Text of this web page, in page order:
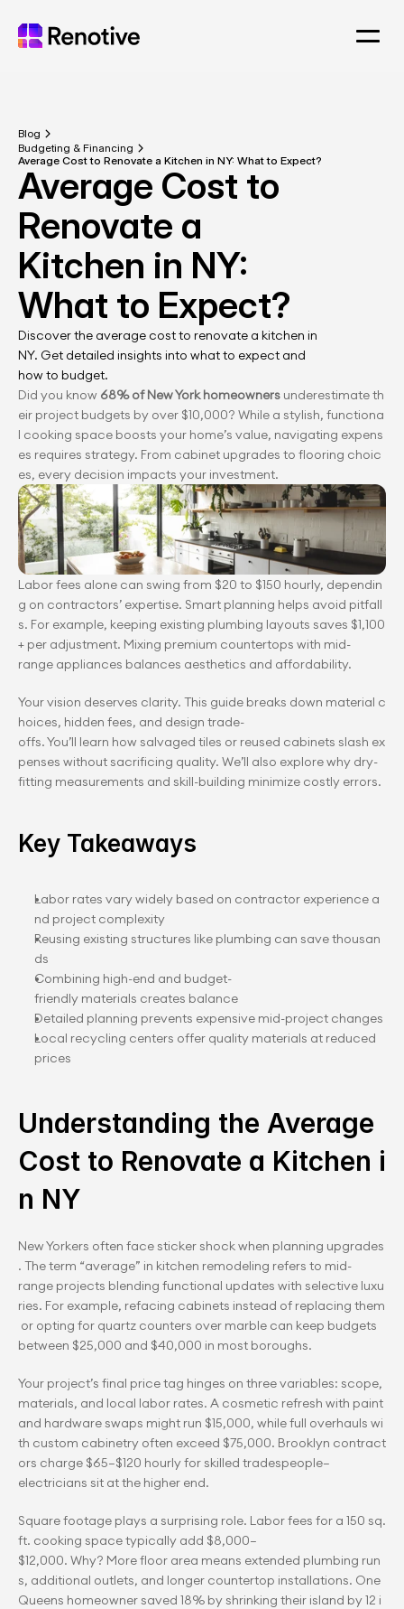
Blog
Budgeting & Financing
Average Cost to Renovate a Kitchen in NY: What to Expect?
Average Cost to
Renovate a
Kitchen in NY:
What to Expect?
Discover the average cost to renovate a kitchen in
NY. Get detailed insights into what to expect and
how to budget.
Did you know 68% of New York homeowners underestimate th
eir project budgets by over $10,000? While a stylish, functiona
l cooking space boosts your home’s value, navigating expens
es requires strategy. From cabinet upgrades to flooring choic
es, every decision impacts your investment.
Labor fees alone can swing from $20 to $150 hourly, dependin
g on contractors’ expertise. Smart planning helps avoid pitfall
s. For example, keeping existing plumbing layouts saves $1,100
+ per adjustment. Mixing premium countertops with mid-
range appliances balances aesthetics and affordability.
Your vision deserves clarity. This guide breaks down material c
hoices, hidden fees, and design trade-
offs. You’ll learn how salvaged tiles or reused cabinets slash ex
penses without sacrificing quality. We’ll also explore why dry-
fitting measurements and skill-building minimize costly errors.
Key Takeaways
Labor rates vary widely based on contractor experience a
nd project complexity
Reusing existing structures like plumbing can save thousan
ds
Combining high-end and budget-
friendly materials creates balance
Detailed planning prevents expensive mid-project changes
Local recycling centers offer quality materials at reduced
prices
Understanding the Average
Cost to Renovate a Kitchen i
n NY
New Yorkers often face sticker shock when planning upgrades
. The term “average” in kitchen remodeling refers to mid-
range projects blending functional updates with selective luxu
ries. For example, refacing cabinets instead of replacing them
or opting for quartz counters over marble can keep budgets
between $25,000 and $40,000 in most boroughs.
Your project’s final price tag hinges on three variables: scope,
materials, and local labor rates. A cosmetic refresh with paint
and hardware swaps might run $15,000, while full overhauls wi
th custom cabinetry often exceed $75,000. Brooklyn contract
ors charge $65–$120 hourly for skilled tradespeople—
electricians sit at the higher end.
Square footage plays a surprising role. Labor fees for a 150 sq.
ft. cooking space typically add $8,000–
$12,000. Why? More floor area means extended plumbing run
s, additional outlets, and longer countertop installations. One
Queens homeowner saved 18% by shrinking their island by 12 i